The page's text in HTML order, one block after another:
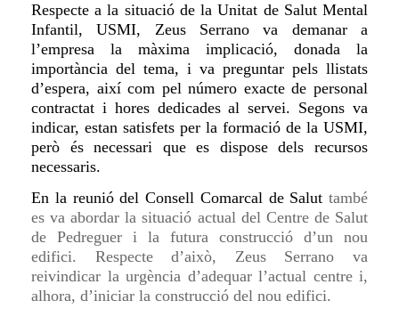
Respecte a la situació de la Unitat de Salut Mental
Infantil, USMI, Zeus Serrano va demanara
l’empresa
la màxima implicació, donada la
importància del tema, i va preguntar pels llistats
d’espera, així com pel número exacte de personal
contractat i hores dedicades al servei. Segons va
indicar, estan satisfets per la formació de la USMI,
però és necessari que es dispose dels recursos
necessaris.
En la reunió del Consell Comarcal de Salut també
es va abordar la situació actual del Centre de Salut
de Pedreguer i la futura construcció d’un nou
edifici. Respecte d’això, Zeus Serrano va
reivindicar la urgència d’adequar l’actual centre i,
alhora, d’iniciar la construcció del nou edifici.